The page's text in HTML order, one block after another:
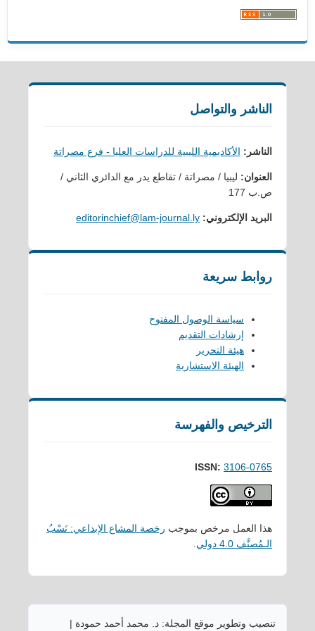
الناشر والتواصل
الناشر: الأكاديمية الليبية للدراسات العليا - فرع مصراتة
العنوان: ليبيا / مصراتة / تقاطع يدر مع الدائري الثاني /
ص.ب 177
البريد الإلكتروني: editorinchief@lam-journal.ly
روابط سريعة
سياسة الوصول المفتوح
إرشادات التقديم
هيئة التحرير
الهيئة الاستشارية
الترخيص والفهرسة
ISSN: 3106-0765
هذا العمل مرخص بموجب رخصة المشاع الإبداعي: نَسْبُ
الـمُصنَّف 4.0 دولي
تنصيب وتطوير موقع المجلة: د. محمد أحمد حمودة |